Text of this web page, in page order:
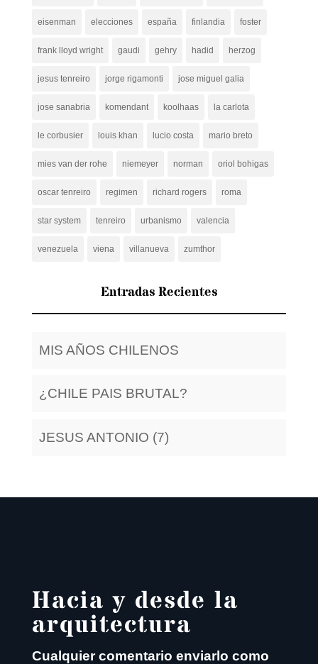
eisenman elecciones españa finlandia foster
frank lloyd wright gaudi gehry hadid herzog
jesus tenreiro jorge rigamonti jose miguel galia
jose sanabria komendant koolhaas la carlota
le corbusier louis khan lucio costa mario breto
mies van der rohe niemeyer norman oriol bohigas
oscar tenreiro regimen richard rogers roma
star system tenreiro urbanismo valencia
venezuela viena villanueva zumthor
Entradas Recientes
MIS AÑOS CHILENOS
¿CHILE PAIS BRUTAL?
JESUS ANTONIO (7)
Hacia y desde la
arquitectura
Cualquier comentario enviarlo como